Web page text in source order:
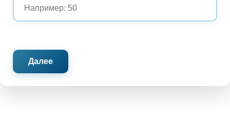
Далее